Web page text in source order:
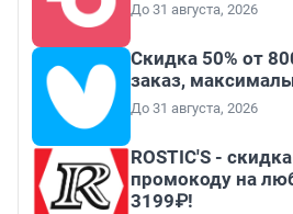
До 31 августа, 2026
Скидка 50% от
заказ,
До 31 августа, 2026
ROSTIC'S -
промокоду на
3199₽!